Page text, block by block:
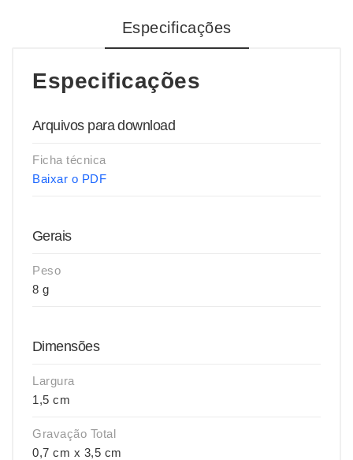
Especificações
Especificações
Arquivos para download
Ficha técnica
Baixar o PDF
Gerais
Peso
8 g
Dimensões
Largura
1,5 cm
Gravação Total
0,7 cm x 3,5 cm